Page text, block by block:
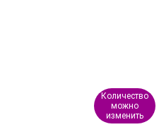
Количество
можно
изменить